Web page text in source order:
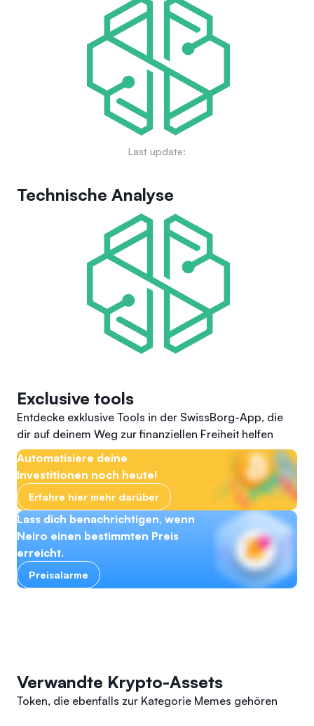
zurückzugeben. Das Projekt beabsichtigt, seine Memecoin-
Identität beizubehalten, während es das Engagement und
die Unterstützung der Gemeinschaft fördert.
Last update:
Technische Analyse
Exclusive tools
Entdecke exklusive Tools in der SwissBorg-App, die
dir auf deinem Weg zur finanziellen Freiheit helfen
Automatisiere deine
Investitionen noch heute!
Erfahre hier mehr darüber
Lass dich benachrichtigen, wenn
Neiro einen bestimmten Preis
erreicht.
Preisalarme
Verwandte Krypto-Assets
Token, die ebenfalls zur Kategorie Memes gehören